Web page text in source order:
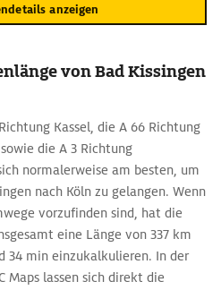
anzeigen
von Bad Kissingen
Kassel, die A 66 Richtung
die A 3 Richtung
normalerweise am besten, um
nach Köln zu gelangen. Wenn
vorzufinden sind, hat die
eine Länge von 337 km
34 min einzukalkulieren. In der
Maps lassen sich direkt die